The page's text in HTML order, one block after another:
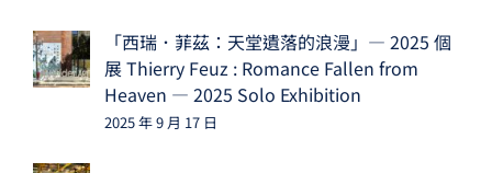
「西瑞．菲茲：天堂遺落的浪漫」— 2025 個
展 Thierry Feuz : Romance Fallen from
Heaven — 2025 Solo Exhibition
2025 年 9 月 17 日